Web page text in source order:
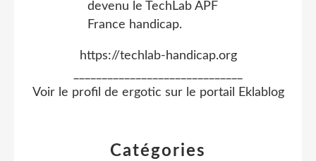
Catégories
https://techlab-handicap.org
Voir le profil de ergotic sur le portail Eklablog